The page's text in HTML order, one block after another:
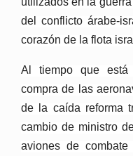
del conflicto árabe-
corazón de la flota
Al tiempo que está
compra de las
de la caída reforma
cambio de ministro
aviones de